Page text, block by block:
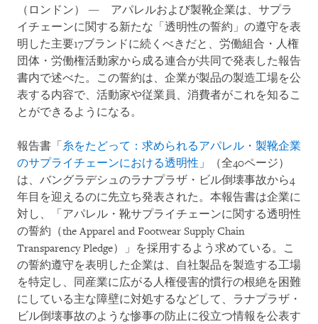
（ロンドン） ― アパレルおよび製靴企業は、サプラ
イチェーンに関する新たな「透明性の誓約」の遵守を表
明した主要17ブランドに続くべきだと、労働組合・人権
団体・労働権活動家から成る連合が共同で発表した報告
書内で述べた。この誓約は、企業が製品の製造工場を公
表する内容で、活動家や従業員、消費者がこれを知るこ
とができるようになる。
報告書「 糸をたどって：求められるアパレル・製靴企業
のサプライチェーンにおける透明性 」（全40ページ）
は、バングラデシュのラナプラザ・ビル倒壊事故から4
年目を迎えるのに先立ち発表された。本報告書は企業に
対し、「アパレル・靴サプライチェーンに関する透明性
の誓約（the Apparel and Footwear Supply Chain
Transparency Pledge）」を採用するよう求めている。こ
の誓約遵守を表明した企業は、自社製品を製造する工場
を特定し、同産業に広がる人権侵害的慣行の根絶を困難
にしている主な障壁に対処するなどして、ラナプラザ・
ビル倒壊事故のような惨事の防止に役立つ情報を公表す